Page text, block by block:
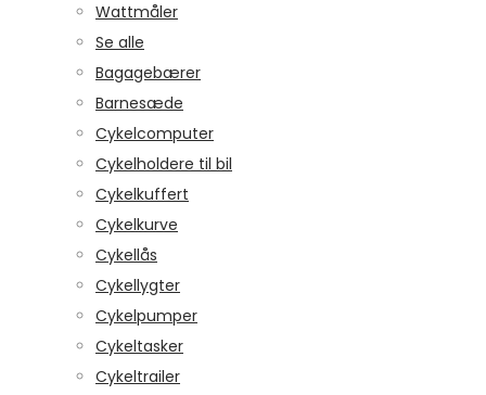
Wattmåler
Se alle
Bagagebærer
Barnesæde
Cykelcomputer
Cykelholdere til bil
Cykelkuffert
Cykelkurve
Cykellås
Cykellygter
Cykelpumper
Cykeltasker
Cykeltrailer